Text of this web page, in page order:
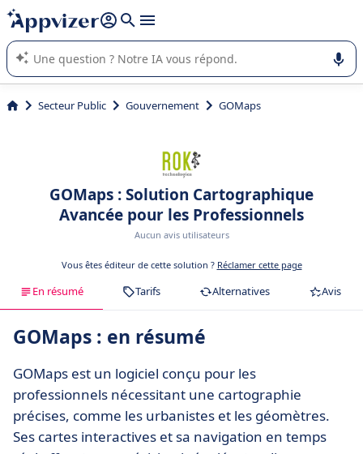
répondre (plusieurs lignes avec
L'IA de Appvizer vous guide dans l'utilisation ou la sélection de
logiciel SaaS en entreprise.
Secteur Public Gouvernement GOMaps
GOMaps : Solution Cartographique
Avancée pour les Professionnels
Aucun avis utilisateurs
Vous êtes éditeur de cette solution ? Réclamer cette page
En résumé Tarifs Alternatives Avis
GOMaps : en résumé
GOMaps est un logiciel conçu pour les
professionnels nécessitant une cartographie
précises, comme les urbanistes et les géomètres.
Ses cartes interactives et sa navigation en temps